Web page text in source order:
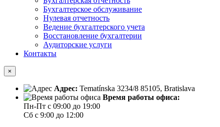
Бухгалтерское обслуживание
Нулевая отчетность
Ведение бухгалтерского учета
Восстановление бухгалтерии
Аудиторские услуги
Контакты
×
Адрес: Tematínska 3234/8 85105, Bratislava
Время работы офиса:
Пн-Пт с 09:00 до 19:00
Сб с 9:00 до 12:00